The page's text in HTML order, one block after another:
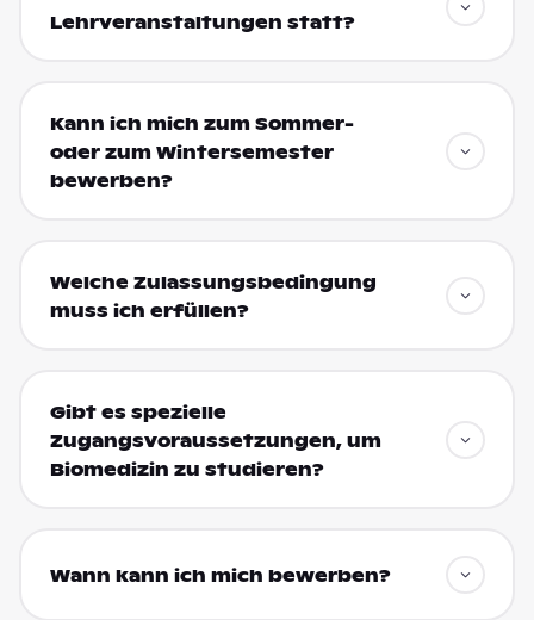
Lehrveranstaltungen statt?
Kann ich mich zum Sommer-
oder zum Wintersemester
bewerben?
Welche Zulassungsbedingung
muss ich erfüllen?
Gibt es spezielle
Zugangsvoraussetzungen, um
Biomedizin zu studieren?
Wann kann ich mich bewerben?